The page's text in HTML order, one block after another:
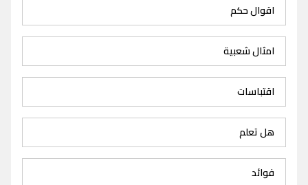
اقوال حكم
امثال شعبية
اقتباسات
هل تعلم
فوائد